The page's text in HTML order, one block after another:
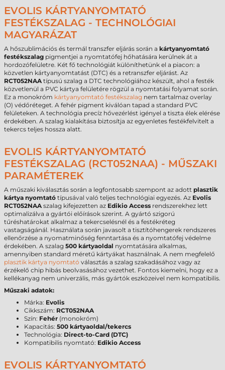
EVOLIS KÁRTYANYOMTATÓ
FESTÉKSZALAG - TECHNOLÓGIAI
MAGYARÁZAT
A hőszublimációs és termál transzfer eljárás során a kártyanyomtató
festékszalag pigmentjei a nyomtatófej hőhatására kerülnek át a
hordozófelületre. Két fő technológiát különíthetünk el a piacon: a
közvetlen kártyanyomtatást (DTC) és a retranszfer eljárást. Az
RCT052NAA típusú szalag a DTC technológiához készült, ahol a festék
közvetlenül a PVC kártya felületére rögzül a nyomtatási folyamat során.
Ez a monokróm kártyanyomtató festékszalag nem tartalmaz overlay
(O) védőréteget. A fehér pigment kiválóan tapad a standard PVC
felületeken. A technológia precíz hővezérlést igényel a tiszta élek elérése
érdekében. A szalag kialakítása biztosítja az egyenletes festékfelvitelt a
tekercs teljes hossza alatt.
EVOLIS KÁRTYANYOMTATÓ
FESTÉKSZALAG (RCT052NAA) - MŰSZAKI
PARAMÉTEREK
A műszaki kiválasztás során a legfontosabb szempont az adott plasztik
kártya nyomtató típusával való teljes technológiai egyezés. Az Evolis
RCT052NAA szalag kifejezetten az Edikio Access rendszerekhez lett
optimalizálva a gyártói előírások szerint. A gyártó szigorú
tűréshatárokat alkalmaz a tekercselésnél és a festékréteg
vastagságánál. Használata során javasolt a tisztítóhengerek rendszeres
ellenőrzése a nyomatminőség fenntartása és a nyomtatófej védelme
érdekében. A szalag 500 kártyaoldal nyomtatására alkalmas,
amennyiben standard méretű kártyákat használnak. A nem megfelelő
plasztik kártya nyomtató választás a szalag szakadásához vagy az
érzékelő chip hibás beolvasásához vezethet. Fontos kiemelni, hogy ez a
kellékanyag nem univerzális, más gyártók eszközeivel nem kompatibilis.
Műszaki adatok:
Márka: Evolis
Cikkszám: RCT052NAA
Szín: Fehér (monokróm)
Kapacitás: 500 kártyaoldal/tekercs
Technológia: Direct-to-Card (DTC)
Kompatibilis nyomtató: Edikio Access
EVOLIS KÁRTYANYOMTATÓ